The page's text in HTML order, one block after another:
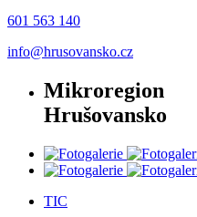
601 563 140
info@hrusovansko.cz
Mikroregion
Hrušovansko
TIC